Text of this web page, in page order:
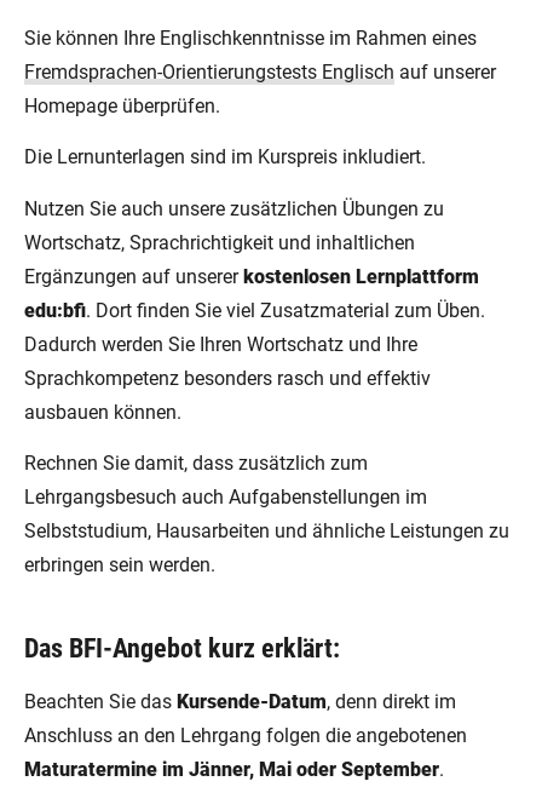
Sie können Ihre Englischkenntnisse im Rahmen eines
Fremdsprachen-Orientierungstests Englisch auf unserer
Homepage überprüfen.
Die Lernunterlagen sind im Kurspreis inkludiert.
Nutzen Sie auch unsere zusätzlichen Übungen zu
Wortschatz, Sprachrichtigkeit und inhaltlichen
Ergänzungen auf unsererkostenlosen Lernplattform
edu:bfi. Dort finden Sie viel Zusatzmaterial zum Üben.
Dadurch werden Sie Ihren Wortschatz und Ihre
Sprachkompetenz besonders rasch und effektiv
ausbauen können.
Rechnen Sie damit, dass zusätzlich zum
Lehrgangsbesuch auch Aufgabenstellungen im
Selbststudium, Hausarbeiten und ähnliche Leistungen zu
erbringen sein werden.
Das BFI-Angebot kurz erklärt:
Beachten Sie das Kursende-Datum, denn direkt im
Anschluss an den Lehrgang folgen die angebotenen
Maturatermine im Jänner, Mai oder September.